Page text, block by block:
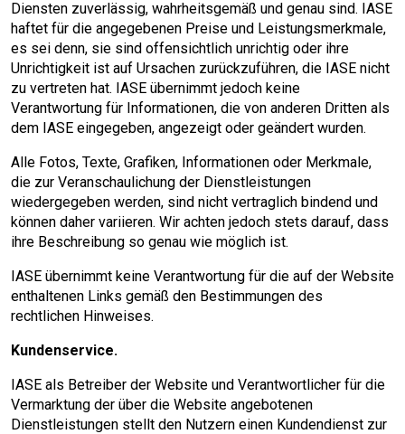
Diensten zuverlässig, wahrheitsgemäß und genau sind. IASE
haftet für die angegebenen Preise und Leistungsmerkmale,
es sei denn, sie sind offensichtlich unrichtig oder ihre
Unrichtigkeit ist auf Ursachen zurückzuführen, die IASE nicht
zu vertreten hat. IASE übernimmt jedoch keine
Verantwortung für Informationen, die von anderen Dritten als
dem IASE eingegeben, angezeigt oder geändert wurden.
Alle Fotos, Texte, Grafiken, Informationen oder Merkmale,
die zur Veranschaulichung der Dienstleistungen
wiedergegeben werden, sind nicht vertraglich bindend und
können daher variieren. Wir achten jedoch stets darauf, dass
ihre Beschreibung so genau wie möglich ist.
IASE übernimmt keine Verantwortung für die auf der Website
enthaltenen Links gemäß den Bestimmungen des
rechtlichen Hinweises.
Kundenservice.
IASE als Betreiber der Website und Verantwortlicher für die
Vermarktung der über die Website angebotenen
Dienstleistungen stellt den Nutzern einen Kundendienst zur